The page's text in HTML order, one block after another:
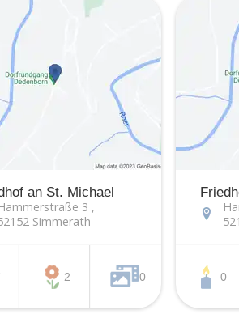
an St. Michael
3 ,
Simmerath
2 0 0